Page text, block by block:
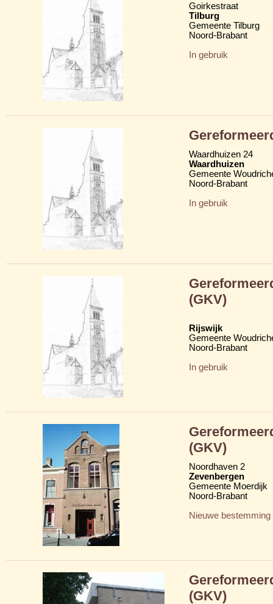
Goirkestraat
Tilburg
Gemeente Tilburg
Noord-Brabant
In gebruik
Waardhuizen 24
Waardhuizen
Gemeente
Noord-Brabant
In gebruik
(GKV)
Rijswijk
Gemeente
Noord-Brabant
In gebruik
(GKV)
Noordhaven 2
Zevenbergen
Gemeente Moerdijk
Noord-Brabant
Nieuwe bestemming
(GKV)